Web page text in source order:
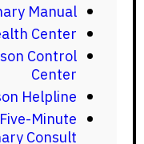
Manual
Center
Control
Center
Helpline
Minute